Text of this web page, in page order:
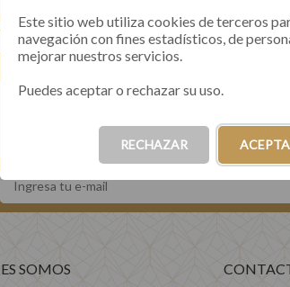
COMPRAR
SOMOS
Este sitio web utiliza cookies de terceros
navegación con fines estadísticos, de
mejorar nuestros servicios.
Puedes aceptar o rechazar su uso.
RECHAZAR